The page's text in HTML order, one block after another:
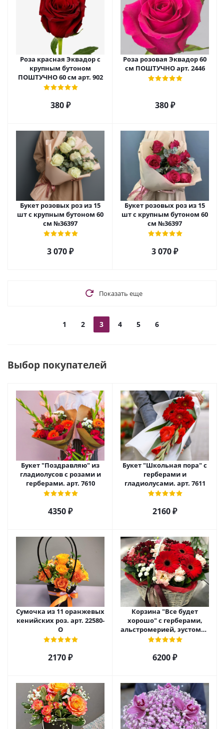
Роза красная Эквадор с
крупным бутоном
ПОШТУЧНО 60 см арт. 902
380₽
Роза розовая Эквадор 60
см ПОШТУЧНО арт. 2446
380₽
Букет розовых роз из 15
шт с крупным бутоном 60
см №36397
3 070₽
Букет розовых роз из 15
шт с крупным бутоном 60
см №36397
3 070₽
Показать еще
1 2 3 4 5 6
Выбор покупателей
Букет "Поздравляю" из
гладиолусов с розами и
герберами. арт. 7610
4350 ₽
Букет "Школьная пора" с
герберами и
гладиолусами. арт. 7611
2160 ₽
Сумочка из 11 оранжевых
кенийских роз. арт. 22580-
О
2170 ₽
Корзина "Все будет
хорошо" с герберами,
альстромерией, эустомой
и хризантемой арт. 22461
6200 ₽